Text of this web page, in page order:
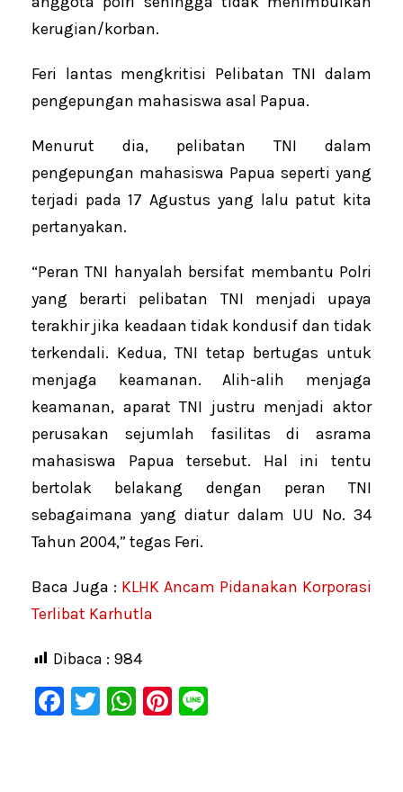
kerugian/korban.
Feri lantas mengkritisi Pelibatan TNI dalam
pengepungan mahasiswa asal Papua.
Menurut dia, pelibatan TNI dalam
pengepungan mahasiswa Papua seperti yang
terjadi pada 17 Agustus yang lalu patut kita
pertanyakan.
“Peran TNI hanyalah bersifat membantu Polri
yang berarti pelibatan TNI menjadi upaya
terakhir jika keadaan tidak kondusif dan tidak
terkendali. Kedua, TNI tetap bertugas untuk
menjaga keamanan. Alih-alih menjaga
keamanan, aparat TNI justru menjadi aktor
perusakan sejumlah fasilitas di asrama
mahasiswa Papua tersebut. Hal ini tentu
bertolak belakang dengan peran TNI
sebagaimana yang diatur dalam UU No. 34
Tahun 2004,” tegas Feri.
Baca Juga : KLHK Ancam Pidanakan Korporasi
Terlibat Karhutla
Dibaca : 984
F
T
W Pi